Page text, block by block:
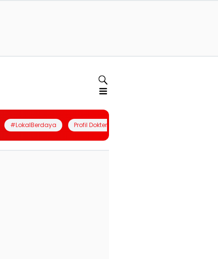
#LokalBerdaya Profil Dokter